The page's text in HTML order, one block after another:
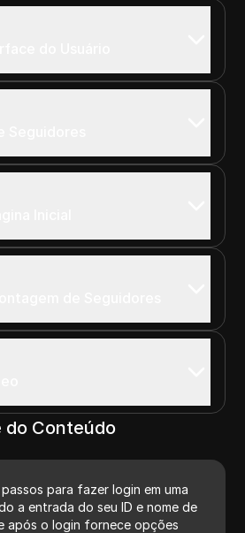
do Conteúdo
para fazer login em uma
a entrada do seu ID e nome de
após o login fornece opções